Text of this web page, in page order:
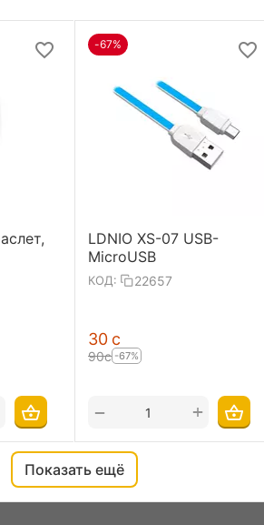
-67%
LDNIO XS-07 USB-
MicroUSB
КОД: 22657
‍30‍ с
‍90‍с -67%
+
−
Показать ещё